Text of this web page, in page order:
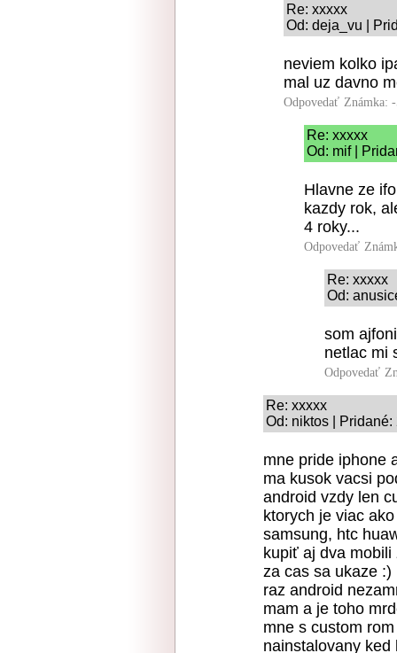
Re: xxxxx
Od: deja_vu |
neviem kolko
mal uz davno
Odpovedať Známka:
Re: xxxxx
Od: mif |
Hlavne ze
kazdy rok,
4 roky...
Odpovedať
Re: xxxxx
Od:
som
netlac mi
Odpovedať
Re: xxxxx
Od: niktos |
mne pride iphone
ma kusok vacsi
android vzdy len
ktorych je viac
samsung, htc
kupiť aj dva mobili
za cas sa ukaze
raz android
mam a je toho
mne s custom
nainstalovany